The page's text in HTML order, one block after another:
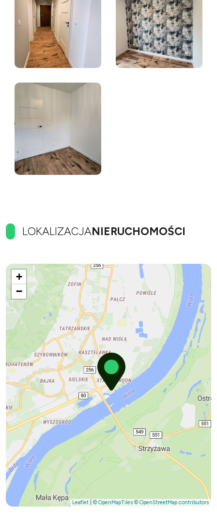
LOKALIZACJANIERUCHOMOŚCI
+
−
Leaflet © OpenMapTiles © OpenStreetMap contributors